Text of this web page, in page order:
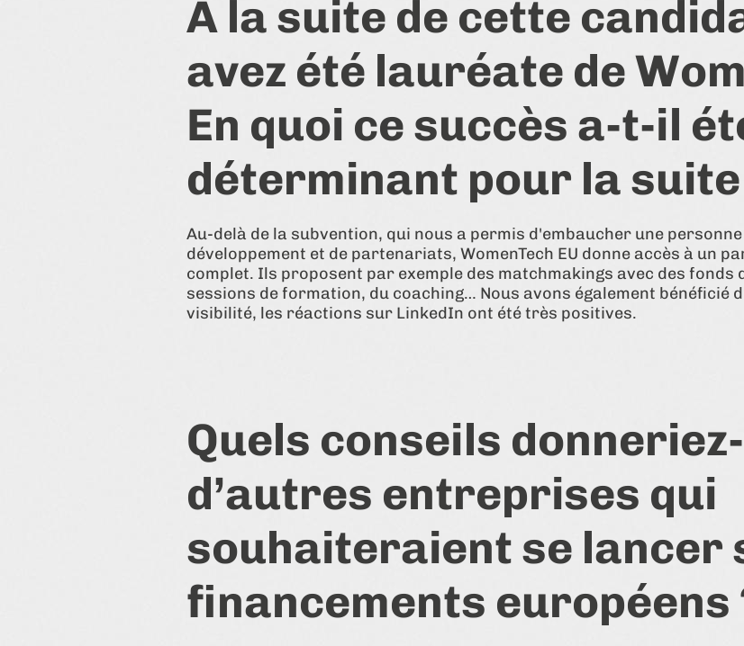
A la suite de cette
avez été lauréate de
En quoi ce succès a-t-il
déterminant pour la suite
Au-delà de la subvention, qui nous a permis d'embaucher une
développement et de partenariats, WomenTech EU donne accès à un
complet. Ils proposent par exemple des matchmakings avec des fonds
sessions de formation, du coaching… Nous avons également bénéficié
visibilité, les réactions sur LinkedIn ont été très positives.
Quels conseils
d’autres entreprises qui
souhaiteraient se lancer
financements européens